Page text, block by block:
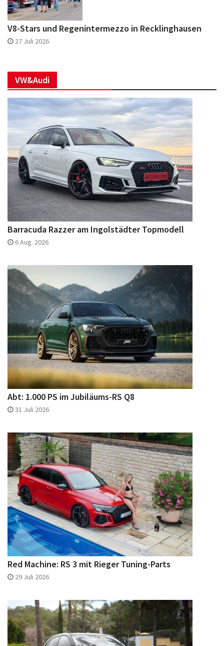
V8-Stars und Regenintermezzo in Recklinghausen
27 Juli 2026
VW&Audi
Barracuda Razzer am Ingolstädter Topmodell
6 Aug. 2026
Abt: 1.000 PS im Jubiläums-RS Q8
31 Juli 2026
Red Machine: RS 3 mit Rieger Tuning-Parts
29 Juli 2026